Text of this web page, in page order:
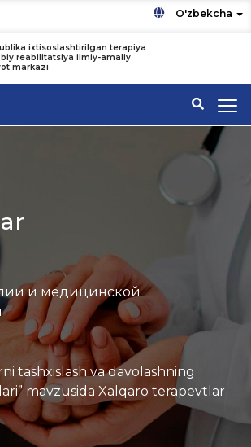
O'zbekcha
ixtisoslashtirilgan terapiya
reabilitatsiya ilmiy-amaliy
markazi
и медицинской
tashxislash va davolashning
mavzusida Xalqaro terapevtlar